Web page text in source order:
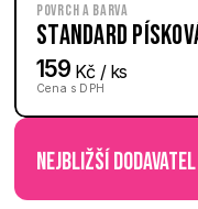
Povrch a barva
Standard
159 Kč / ks
Cena s DPH
nejbližší dodavatel